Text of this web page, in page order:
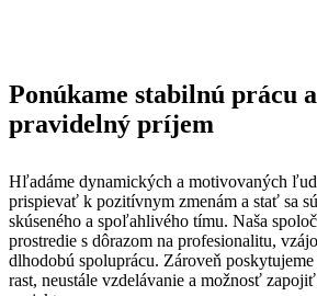
Ponúkame stabilnú prácu a
pravidelný príjem
Hľadáme dynamických a motivovaných
prispievať k pozitívnym zmenám a stať sa
skúseného a spoľahlivého tímu. Naša
prostredie s dôrazom na profesionalitu,
dlhodobú spoluprácu. Zároveň
rast, neustále vzdelávanie a možnosť